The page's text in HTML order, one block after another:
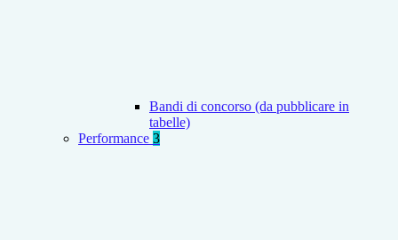
Bandi di concorso (da pubblicare in
tabelle)
Performance 3